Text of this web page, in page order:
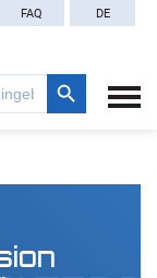
FAQ DE
Search Button